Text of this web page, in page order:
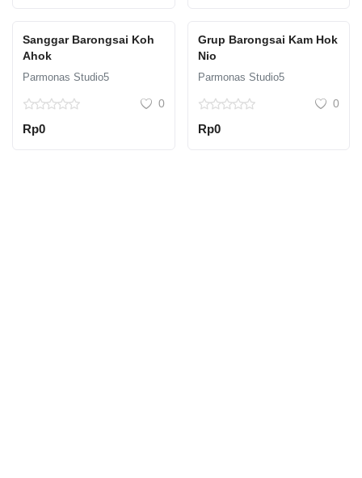
Sanggar Barongsai Koh
Ahok
Parmonas Studio5
0
Rp0
Grup Barongsai Kam Hok
Nio
Parmonas Studio5
0
Rp0